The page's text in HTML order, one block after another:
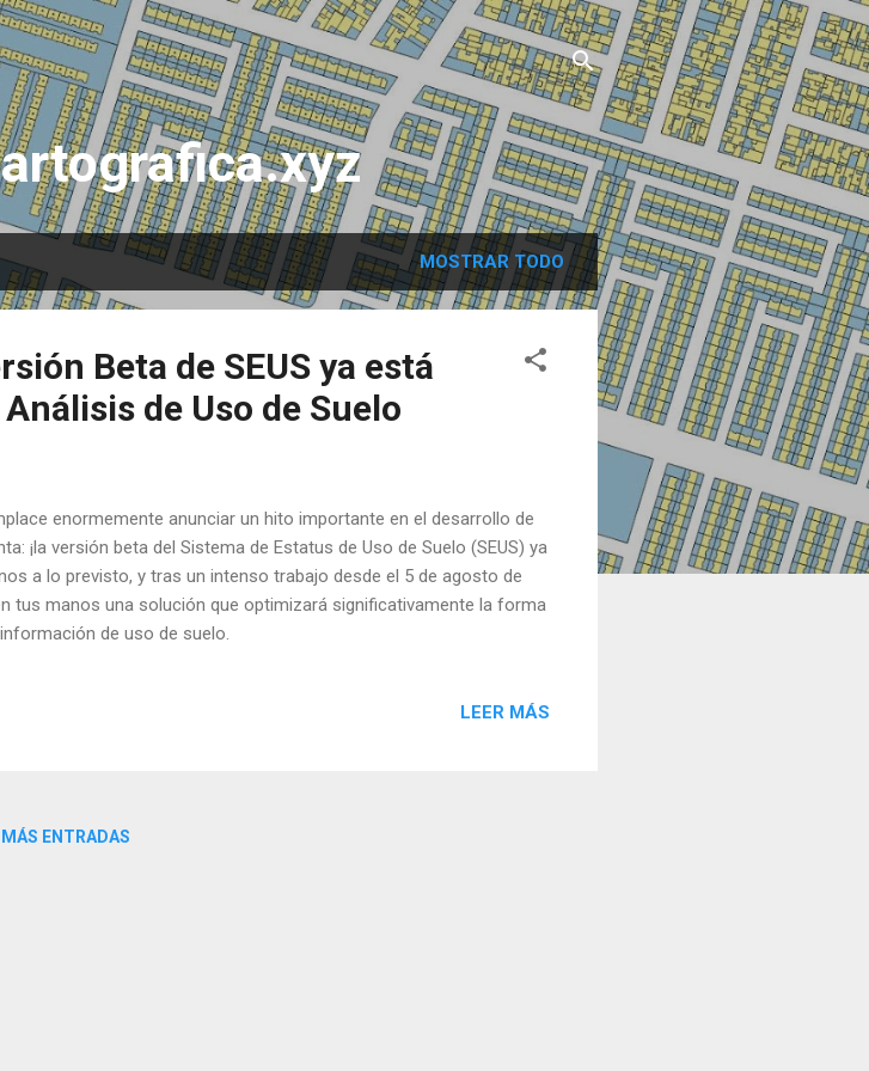
contenido principal
MOSTRAR TODO
Beta de SEUS ya está
de Uso de Suelo
enormemente anunciar un hito importante en el desarrollo de
¡la versión beta del Sistema de Estatus de Uso de Suelo (SEUS) ya
a lo previsto, y tras un intenso trabajo desde el 5 de agosto de
tus manos una solución que optimizará significativamente la forma
de uso de suelo.
LEER MÁS
MÁS ENTRADAS